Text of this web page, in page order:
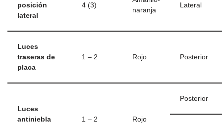
posición
lateral
4 (3)
naranja
Lateral
Luces
traseras de
placa
1 – 2 Rojo Posterior
Luces
antiniebla
1 – 2 Rojo
Posterior